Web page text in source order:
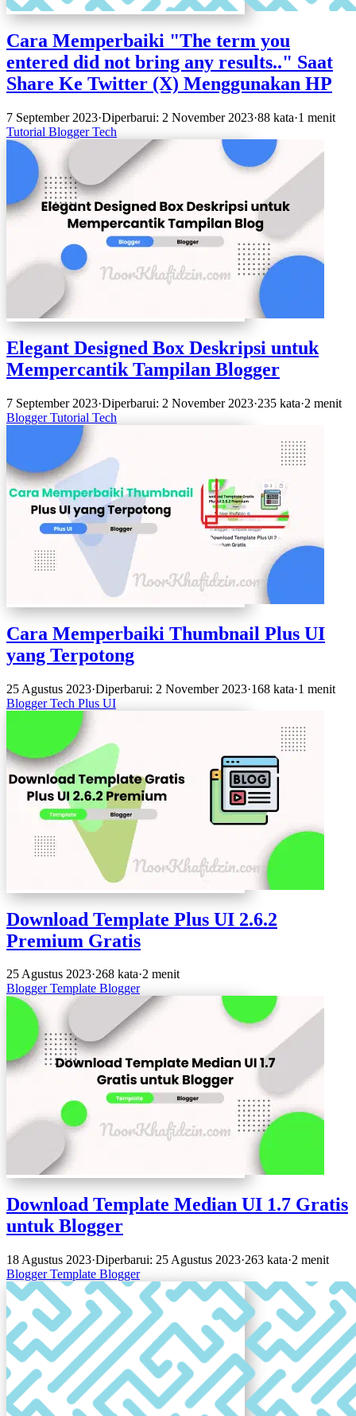
Cara Memperbaiki "The term you
entered did not bring any results.." Saat
Share Ke Twitter (X) Menggunakan HP
7 September 2023·Diperbarui: 2 November 2023·88 kata·1 menit
Tutorial BloggerTech
Elegant Designed Box Deskripsi untuk
Mempercantik Tampilan Blogger
7 September 2023·Diperbarui: 2 November 2023·235 kata·2 menit
BloggerTutorial Tech
Cara Memperbaiki Thumbnail Plus UI
yang Terpotong
25 Agustus 2023·Diperbarui: 2 November 2023·168 kata·1 menit
BloggerTech Plus UI
Download Template Plus UI 2.6.2
Premium Gratis
25 Agustus 2023·268 kata·2 menit
BloggerTemplate Blogger
Download Template Median UI 1.7 Gratis
untuk Blogger
18 Agustus 2023·Diperbarui: 25 Agustus 2023·263 kata·2 menit
BloggerTemplate Blogger